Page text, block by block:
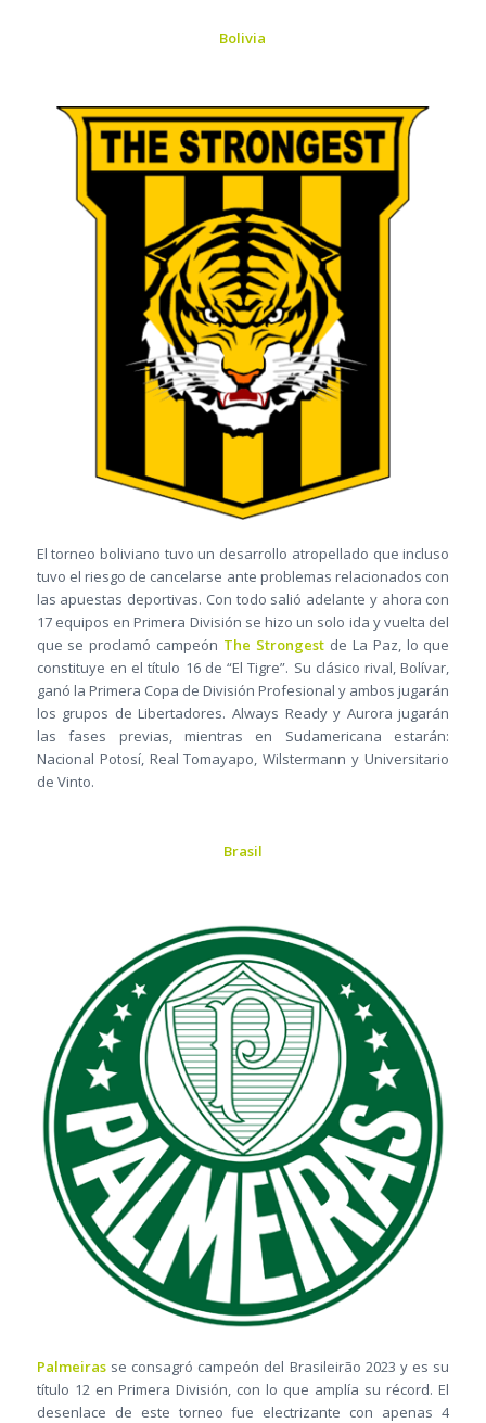
Bolivia
El torneo boliviano tuvo un desarrollo atropellado que incluso
tuvo el riesgo de cancelarse ante problemas relacionados con
las apuestas deportivas. Con todo salió adelante y ahora con
17 equipos en Primera División se hizo un solo ida y vuelta del
que se proclamó campeón The Strongest de La Paz, lo que
constituye en el título 16 de “El Tigre”. Su clásico rival, Bolívar,
ganó la Primera Copa de División Profesional y ambos jugarán
los grupos de Libertadores. Always Ready y Aurora jugarán
las fases previas, mientras en Sudamericana estarán:
Nacional Potosí, Real Tomayapo, Wilstermann y Universitario
de Vinto.
Brasil
Palmeirasse consagró campeón del Brasileirão 2023 y es su
título 12 en Primera División, con lo que amplía su récord. El
desenlace de este torneo fue electrizante con apenas 4